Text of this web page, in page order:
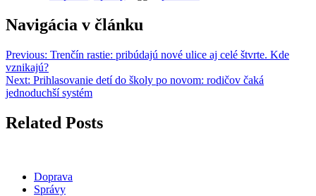
Navigácia v článku
Previous: Trenčín rastie: pribúdajú nové ulice aj celé štvrte. Kde
vznikajú?
Next: Prihlasovanie detí do školy po novom: rodičov čaká
jednoduchší systém
Related Posts
Doprava
Správy